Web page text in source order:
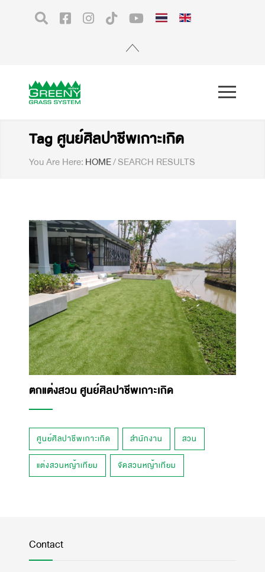
Tag ศูนย์ศิลปาชีพเกาะเกิด
You Are Here: HOME/SEARCH RESULTS
ตกแต่งสวน ศูนย์ศิลปาชีพเกาะเกิด
ศูนย์ศิลปาชีพเกาะเกิด สำนักงาน สวน
แต่งสวนหญ้าเทียม จัดสวนหญ้าเทียม
Contact